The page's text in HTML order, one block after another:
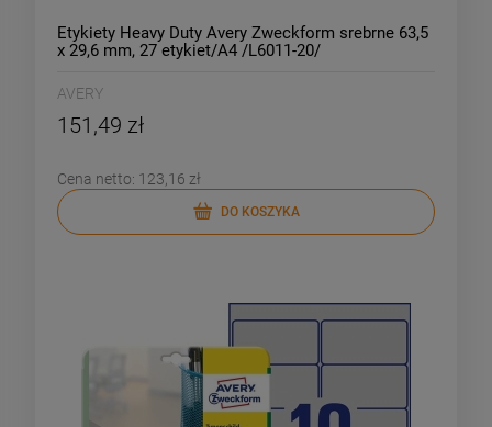
Etykiety Heavy Duty Avery Zweckform srebrne 63,5
x 29,6 mm, 27 etykiet/A4 /L6011-20/
AVERY
151,49 zł
Cena netto: 123,16 zł
DO KOSZYKA